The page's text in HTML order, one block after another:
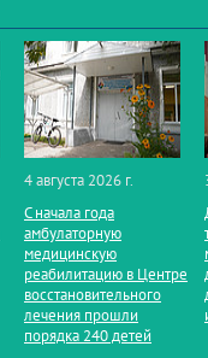
4 августа 2026 г.
С начала года
амбулаторную
медицинскую
реабилитацию в Центре
восстановительного
лечения прошли
порядка 240 детей